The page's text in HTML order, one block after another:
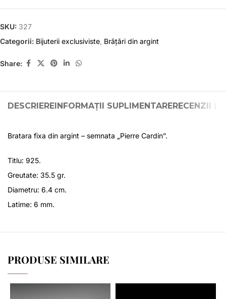
SKU: 327
Categorii: Bijuterii exclusiviste Brățări din argint
Share:
DESCRIEREINFORMAȚII SUPLIMENTARERECENZII (0)
Bratara fixa din argint – semnata „Pierre Cardin”.
Titlu: 925.
Greutate: 35.5 gr.
Diametru: 6.4 cm.
Latime: 6 mm.
PRODUSE SIMILARE